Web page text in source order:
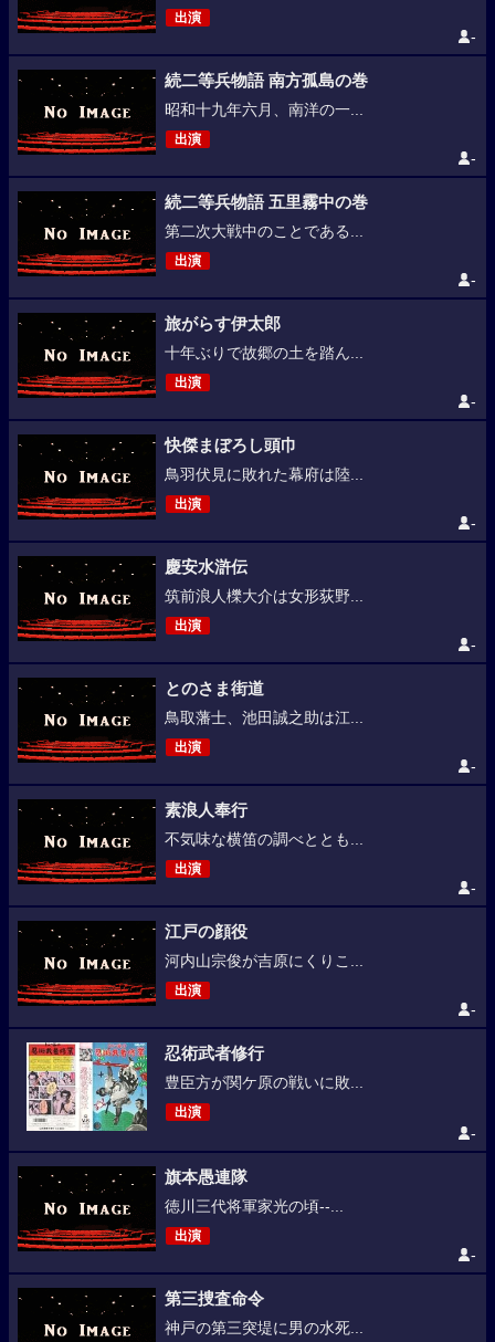
出演
-
続二等兵物語 南方孤島の巻
昭和十九年六月、南洋の一...
出演
-
続二等兵物語 五里霧中の巻
第二次大戦中のことである...
出演
-
旅がらす伊太郎
十年ぶりで故郷の土を踏ん...
出演
-
快傑まぼろし頭巾
鳥羽伏見に敗れた幕府は陸...
出演
-
慶安水滸伝
筑前浪人櫟大介は女形荻野...
出演
-
とのさま街道
鳥取藩士、池田誠之助は江...
出演
-
素浪人奉行
不気味な横笛の調べととも...
出演
-
江戸の顔役
河内山宗俊が吉原にくりこ...
出演
-
忍術武者修行
豊臣方が関ケ原の戦いに敗...
出演
-
旗本愚連隊
徳川三代将軍家光の頃--...
出演
-
第三捜査命令
神戸の第三突堤に男の水死...